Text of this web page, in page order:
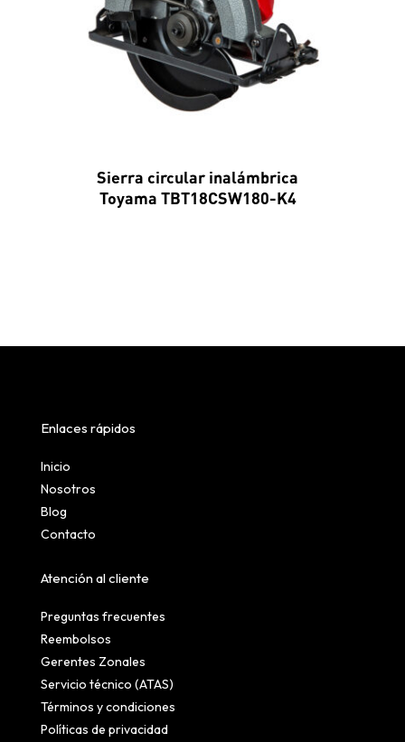
Sierra circular inalámbrica
Toyama TBT18CSW180-K4
Enlaces rápidos
Inicio
Nosotros
Blog
Contacto
Atención al cliente
Preguntas frecuentes
Reembolsos
Gerentes Zonales
Servicio técnico (ATAS)
Términos y condiciones
Políticas de privacidad